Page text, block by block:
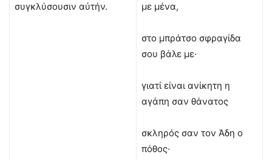
συγκλύσουσιν αὐτήν.
με μένα,
στο μπράτσο σφραγίδα
σου βάλε με·
γιατί είναι ανίκητη η
αγάπη σαν θάνατος
σκληρός σαν τον Άδη ο
πόθος·